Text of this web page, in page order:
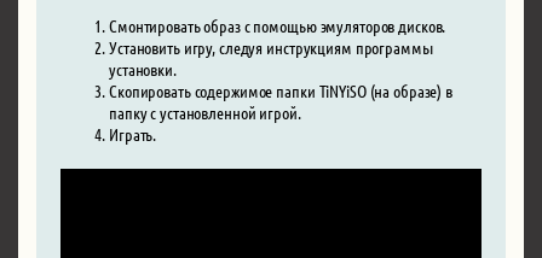
Смонтировать образ с помощью эмуляторов дисков.
Установить игру, следуя инструкциям программы
установки.
Скопировать содержимое папки TiNYiSO (на образе) в
папку с установленной игрой.
Играть.